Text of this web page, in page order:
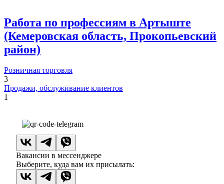
Работа по профессиям в Артыште
(Кемеровская область, Прокопьевский
район)
Розничная торговля
3
Продажи, обслуживание клиентов
1
Вакансии в мессенджере
Выберите, куда вам их присылать: